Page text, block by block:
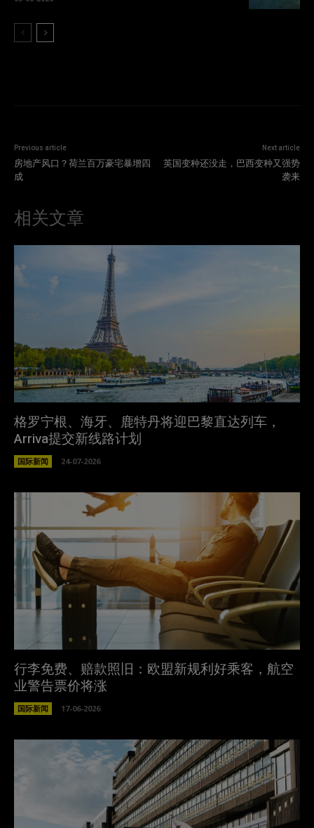
Previous article
房地产风口？荷兰百万豪宅暴增四
成
Next article
英国变种还没走，巴西变种又强势
袭来
相关文章
格罗宁根、海牙、鹿特丹将迎巴黎直达列车，
Arriva提交新线路计划
国际新闻 24-07-2026
行李免费、赔款照旧：欧盟新规利好乘客，航空
业警告票价将涨
国际新闻 17-06-2026